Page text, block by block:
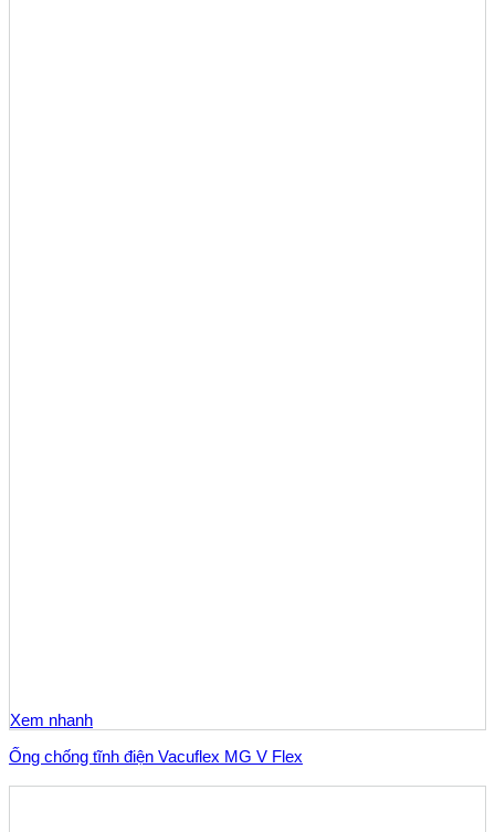
Xem nhanh
Ống chống tĩnh điện Vacuflex MG V Flex